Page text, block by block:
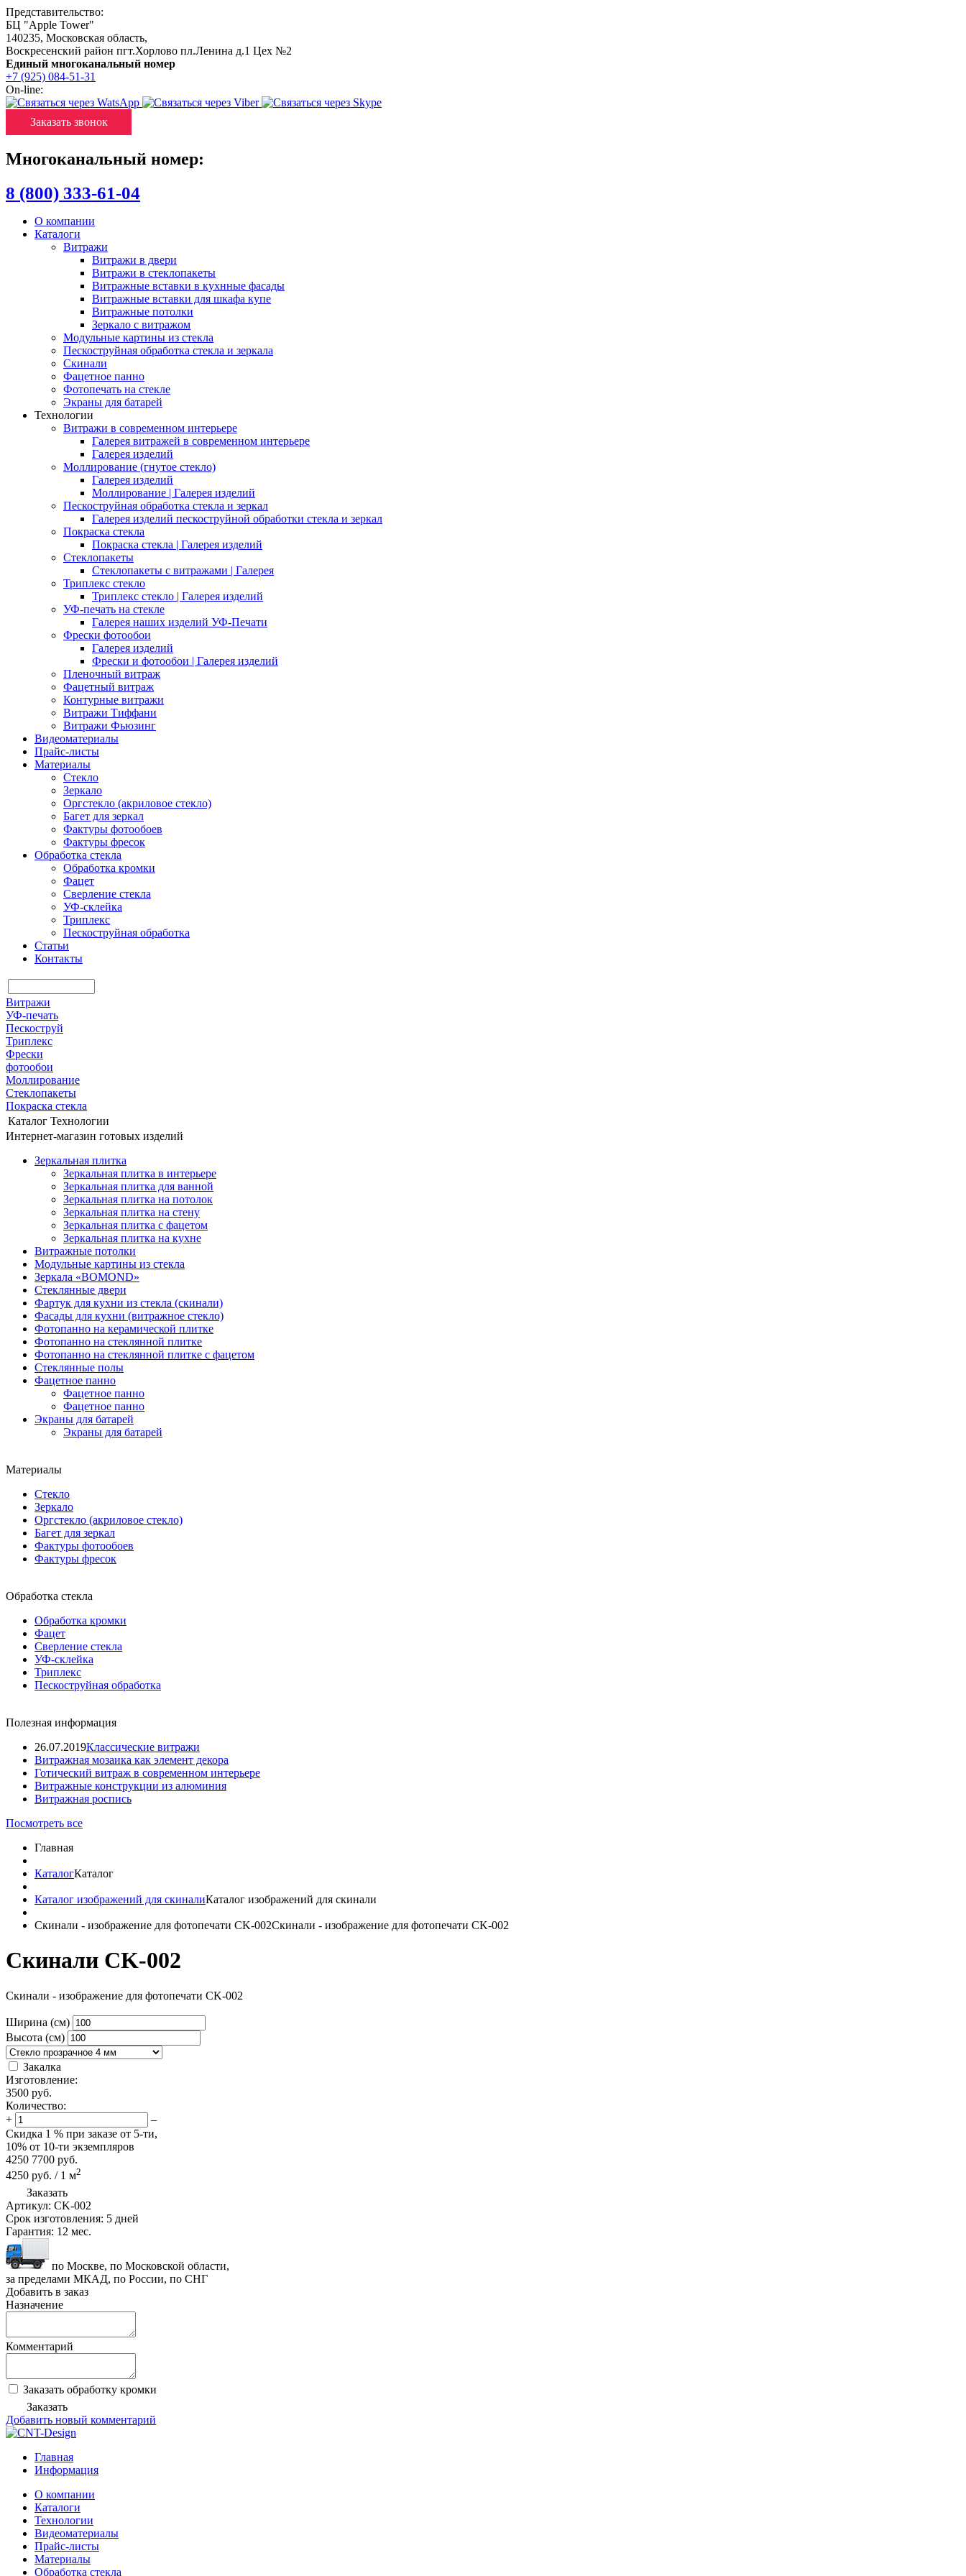
Представительство:
БЦ "Apple Tower"
140235, Московская область,
Воскресенский район пгт.Хорлово пл.Ленина д.1 Цех №2
Единый многоканальный номер
+7 (925) 084-51-31
On-line:
Заказать звонок
Многоканальный номер:
8 (800) 333-61-04
О компании
Каталоги
Витражи
Витражи в двери
Витражи в стеклопакеты
Витражные вставки в кухнные фасады
Витражные вставки для шкафа купе
Витражные потолки
Зеркало с витражом
Модульные картины из стекла
Пескоструйная обработка стекла и зеркала
Скинали
Фацетное панно
Фотопечать на стекле
Экраны для батарей
Технологии
Витражи в современном интерьере
Галерея витражей в современном интерьере
Галерея изделий
Моллирование (гнутое стекло)
Галерея изделий
Моллирование | Галерея изделий
Пескоструйная обработка стекла и зеркал
Галерея изделий пескоструйной обработки стекла и зеркал
Покраска стекла
Покраска стекла | Галерея изделий
Стеклопакеты
Стеклопакеты с витражами | Галерея
Триплекс стекло
Триплекс стекло | Галерея изделий
УФ-печать на стекле
Галерея наших изделий УФ-Печати
Фрески фотообои
Галерея изделий
Фрески и фотообои | Галерея изделий
Пленочный витраж
Фацетный витраж
Контурные витражи
Витражи Тиффани
Витражи Фьюзинг
Видеоматериалы
Прайс-листы
Материалы
Стекло
Зеркало
Оргстекло (акриловое стекло)
Багет для зеркал
Фактуры фотообоев
Фактуры фресок
Обработка стекла
Обработка кромки
Фацет
Сверление стекла
УФ-склейка
Триплекс
Пескоструйная обработка
Статьи
Контакты
Витражи
УФ-печать
Пескоструй
Триплекс
Фрески
фотообои
Моллирование
Стеклопакеты
Покраска стекла
Каталог Технологии
Интернет-магазин готовых изделий
Зеркальная плитка
Зеркальная плитка в интерьере
Зеркальная плитка для ванной
Зеркальная плитка на потолок
Зеркальная плитка на стену
Зеркальная плитка с фацетом
Зеркальная плитка на кухне
Витражные потолки
Модульные картины из стекла
Зеркала «BOMOND»
Стеклянные двери
Фартук для кухни из стекла (скинали)
Фасады для кухни (витражное стекло)
Фотопанно на керамической плитке
Фотопанно на стеклянной плитке
Фотопанно на стеклянной плитке с фацетом
Стеклянные полы
Фацетное панно
Фацетное панно
Фацетное панно
Экраны для батарей
Экраны для батарей
Материалы
Стекло
Зеркало
Оргстекло (акриловое стекло)
Багет для зеркал
Фактуры фотообоев
Фактуры фресок
Обработка стекла
Обработка кромки
Фацет
Сверление стекла
УФ-склейка
Триплекс
Пескоструйная обработка
Полезная информация
26.07.2019Классические витражи
Витражная мозаика как элемент декора
Готический витраж в современном интерьере
Витражные конструкции из алюминия
Витражная роспись
Посмотреть все
Главная
КаталогКаталог
Каталог изображений для скиналиКаталог изображений для скинали
Скинали - изображение для фотопечати CK-002Скинали - изображение для фотопечати CK-002
Скинали CK-002
Скинали - изображение для фотопечати CK-002
Ширина (см)
Высота (см)
Закалка
Изготовление:
3500 руб.
Количество:
+
–
Скидка 1 % при заказе от 5-ти,
10% от 10-ти экземпляров
4250 7700 руб.
4250 руб. / 1 м2
Заказать
Артикул: CK-002
Срок изготовления: 5 дней
Гарантия: 12 мес.
по Москве, по Московской области,
за пределами МКАД, по России, по СНГ
Добавить в заказ
Назначение
Комментарий
Заказать обработку кромки
Заказать
Добавить новый комментарий
Главная
Информация
О компании
Каталоги
Технологии
Видеоматериалы
Прайс-листы
Материалы
Обработка стекла